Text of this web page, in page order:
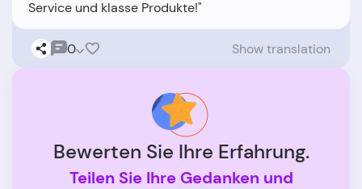
0 Show translation
Bewerten Sie Ihre Erfahrung.
Teilen Sie Ihre Gedanken und